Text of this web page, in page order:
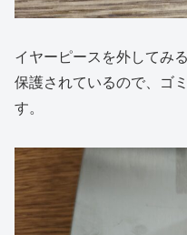
イヤーピースを外してみ
保護されているので、ゴ
す。